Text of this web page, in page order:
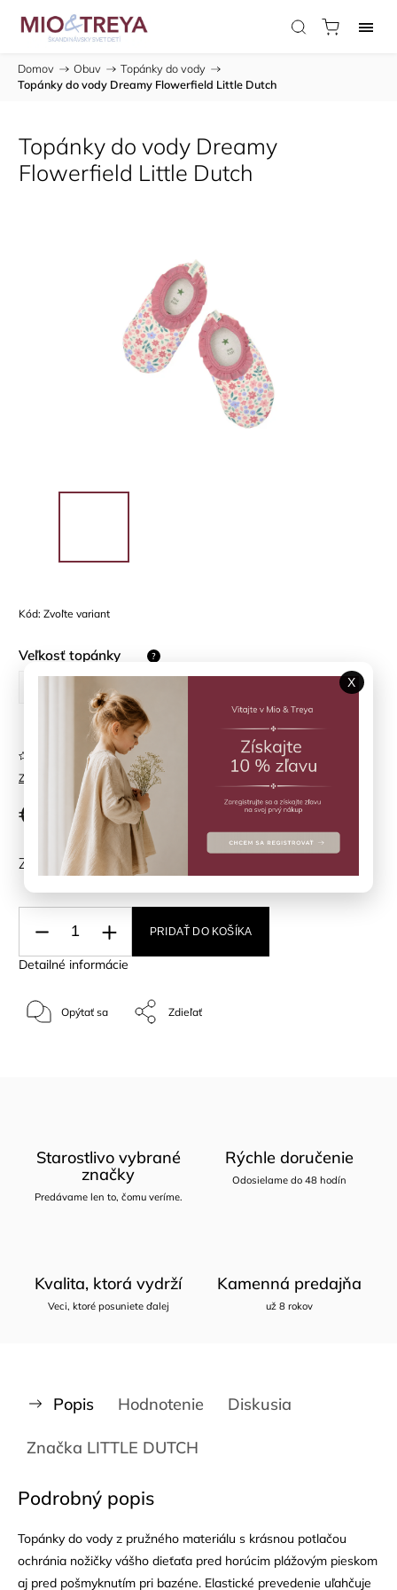
Domov / Obuv / Topánky do vody /
Topánky do vody Dreamy Flowerfield Little Dutch
Topánky do vody Dreamy
Flowerfield Little Dutch
Kód: Zvoľte variant
Veľkosť topánky ?
Značka: LITTLE DUTCH
Neohodnotené
€19,90
ZVOĽTE VARIANT
PRIDAŤ DO KOŠÍKA
Detailné informácie
Opýtať sa Zdieľať
Starostlivo vybrané
značky
Predávame len to, čomu veríme.
Rýchle doručenie
Odosielame do 48 hodín
Kvalita, ktorá vydrží
Veci, ktoré posuniete ďalej
Kamenná predajňa
už 8 rokov
Popis Hodnotenie Diskusia
Značka LITTLE DUTCH
Podrobný popis
Topánky do vody z pružného materiálu s krásnou potlačou
ochránia nožičky vášho dieťaťa pred horúcim plážovým pieskom
aj pred pošmyknutím pri bazéne. Elastické prevedenie uľahčuje
X